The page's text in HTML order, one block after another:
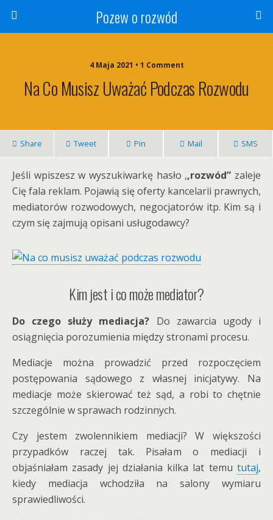
Pozew o rozwód
4 Maja 2021 • 1 Comment
Na Co Musisz Uważać Podczas Rozwodu
Share Tweet Pin Mail SMS
Jeśli wpiszesz w wyszukiwarkę hasło ,,rozwód” zaleje
Cię fala reklam. Pojawią się oferty kancelarii prawnych,
mediatorów rozwodowych, negocjatorów itp. Kim są i
czym się zajmują opisani usługodawcy?
Kim jest i co może mediator?
Do czego służy mediacja? Do zawarcia ugody i
osiągnięcia porozumienia między stronami procesu.
Mediacje można prowadzić przed rozpoczęciem
postępowania sądowego z własnej inicjatywy. Na
mediacje może skierować też sąd, a robi to chętnie
szczególnie w sprawach rodzinnych.
Czy jestem zwolennikiem mediacji? W większości
przypadków raczej tak. Pisałam o mediacji i
objaśniałam zasady jej działania kilka lat temu tutaj,
kiedy mediacja wchodziła na salony wymiaru
sprawiedliwości.